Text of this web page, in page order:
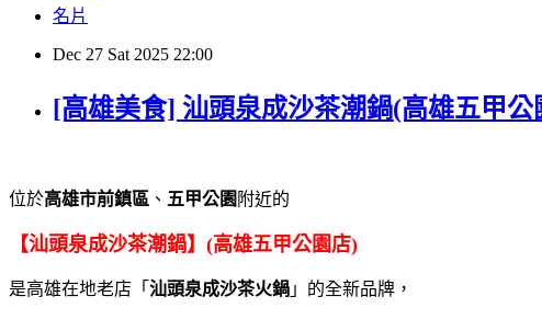
名片
Dec 27 Sat 2025 22:00
[高雄美食] 汕頭泉成沙茶潮鍋(高雄五甲公
位於高雄市前鎮區 、 五甲公園 附近的
【汕頭泉成沙茶潮鍋】(高雄五甲公園店)
是高雄在地老店「 汕頭泉成沙茶火鍋 」的全新品牌，